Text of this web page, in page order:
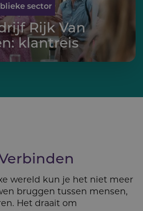
sector
Rijk Van
klantreis
wereld kun je het niet meer
bruggen tussen mensen,
Het draait om